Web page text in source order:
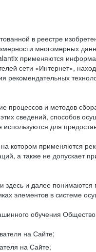
в реестре
многомерных
применяются
сети «Интернет»,
рекомендательных
процессов и методов
сведений, способов
используются для
котором применяются
а также не допускает
здесь и далее
элементов в системе
обучения
на Сайте;
на Сайте;